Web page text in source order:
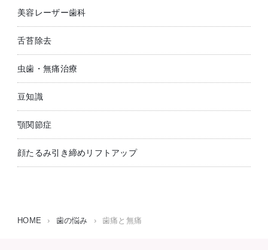
美容レーザー歯科
舌苔除去
虫歯・無痛治療
豆知識
顎関節症
顔たるみ引き締めリフトアップ
HOME › 歯の悩み › 歯痛と無痛